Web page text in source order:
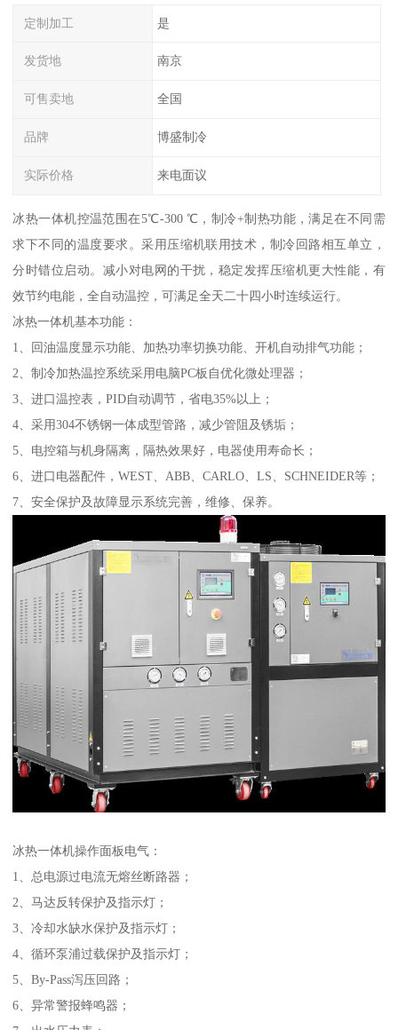
定制加工 是
发货地 南京
可售卖地 全国
品牌 博盛制冷
实际价格 来电面议
冰热一体机控温范围在5℃-300 ℃，制冷+制热功能，满足在不同需
求下不同的温度要求。采用压缩机联用技术，制冷回路相互单立，
分时错位启动。减小对电网的干扰，稳定发挥压缩机更大性能，有
效节约电能，全自动温控，可满足全天二十四小时连续运行。
冰热一体机基本功能：
1、回油温度显示功能、加热功率切换功能、开机自动排气功能；
2、制冷加热温控系统采用电脑PC板自优化微处理器；
3、进口温控表，PID自动调节，省电35%以上；
4、采用304不锈钢一体成型管路，减少管阻及锈垢；
5、电控箱与机身隔离，隔热效果好，电器使用寿命长；
6、进口电器配件，WEST、ABB、CARLO、LS、SCHNEIDER等；
7、安全保护及故障显示系统完善，维修、保养。
冰热一体机操作面板电气：
1、总电源过电流无熔丝断路器；
2、马达反转保护及指示灯；
3、冷却水缺水保护及指示灯；
4、循环泵浦过载保护及指示灯；
5、By-Pass泻压回路；
6、异常警报蜂鸣器；